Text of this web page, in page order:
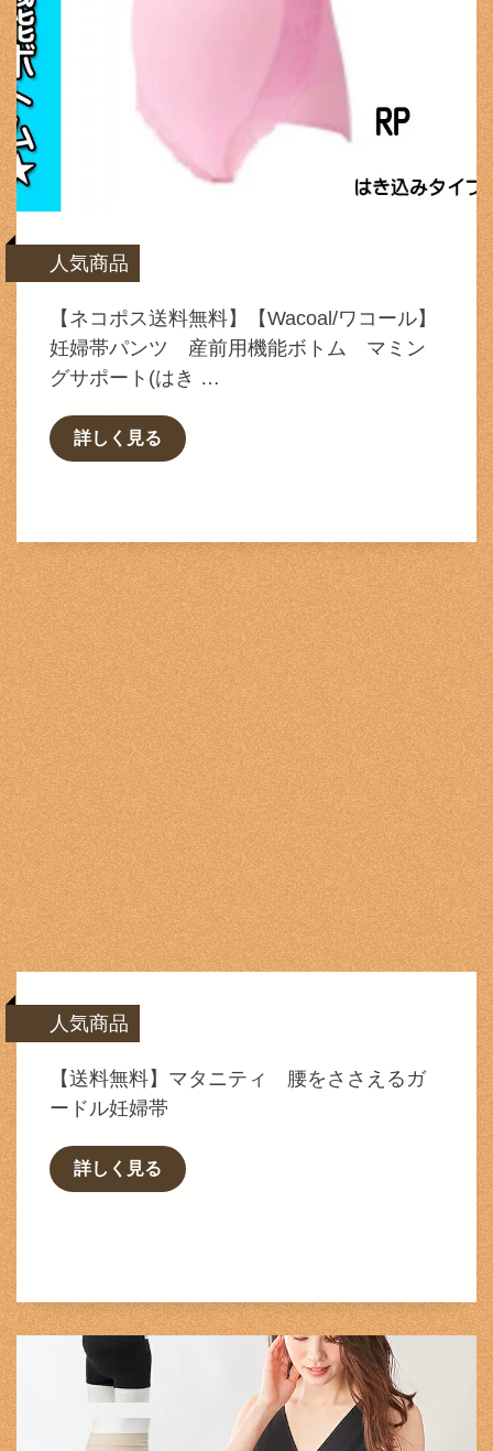
人気商品
【ネコポス送料無料】【Wacoal/ワコール】
妊婦帯パンツ 産前用機能ボトム マミン
グサポート(はき …
詳しく見る
人気商品
【送料無料】マタニティ 腰をささえるガ
ードル妊婦帯
詳しく見る